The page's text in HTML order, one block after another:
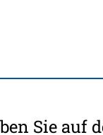
Sie auf